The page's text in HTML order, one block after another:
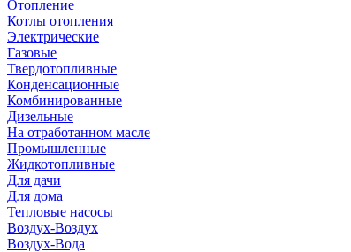
Отопление
Котлы отопления
Электрические
Газовые
Твердотопливные
Конденсационные
Комбинированные
Дизельные
На отработанном масле
Промышленные
Жидкотопливные
Для дачи
Для дома
Тепловые насосы
Воздух-Воздух
Воздух-Вода